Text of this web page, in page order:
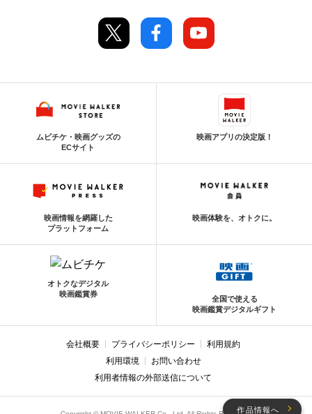
作品情報へ
ムビチケ・映画グッズの
ECサイト
映画アプリの決定版！
映画情報を網羅した
プラットフォーム
映画体験を、オトクに。
オトクなデジタル
映画鑑賞券
全国で使える
映画鑑賞デジタルギフト
会社概要 プライバシーポリシー
利用規約
利用環境
お問い合わせ
利用者情報の外部送信について